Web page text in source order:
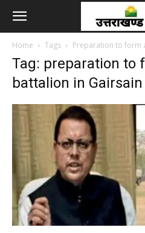
Home Tags Preparation to form
Tag: preparation to
battalion in Gairsain